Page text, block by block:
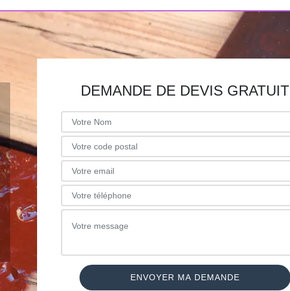
DEMANDE DE DEVIS GRATUIT